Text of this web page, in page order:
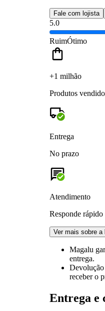
Fale com lojista
5.0
RuimÓtimo
+1 milhão
Produtos
Entrega
No prazo
Atendimento
Responde rápido
Ver mais sobre a
Magalu
entrega.
receber o
Entrega e